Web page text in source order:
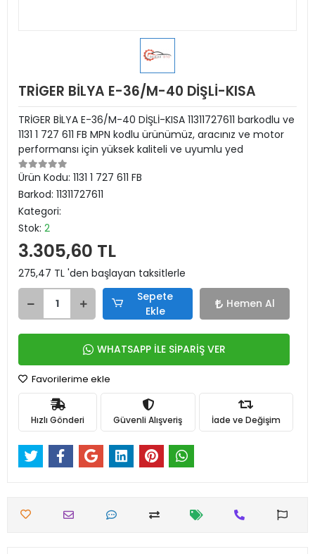
TRİGER BİLYA E-36/M-40 DİŞLİ-KISA
TRİGER BİLYA E-36/M-40 DİŞLİ-KISA 11311727611 barkodlu ve
1131 1 727 611 FB MPN kodlu ürünümüz, aracınız ve motor
performansı için yüksek kaliteli ve uyumlu yed
Ürün Kodu: 1131 1 727 611 FB
Barkod: 11311727611
Kategori:
Stok: 2
3.305,60 TL
275,47 TL 'den başlayan taksitlerle
Sepete
Ekle
Hemen Al
WHATSAPP İLE SİPARİŞ VER
Favorilerime ekle
Hızlı Gönderi Güvenli Alışveriş İade ve Değişim